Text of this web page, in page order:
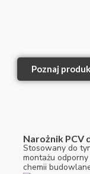
Poznaj
Narożnik PCV
Stosowany do
montażu
chemii